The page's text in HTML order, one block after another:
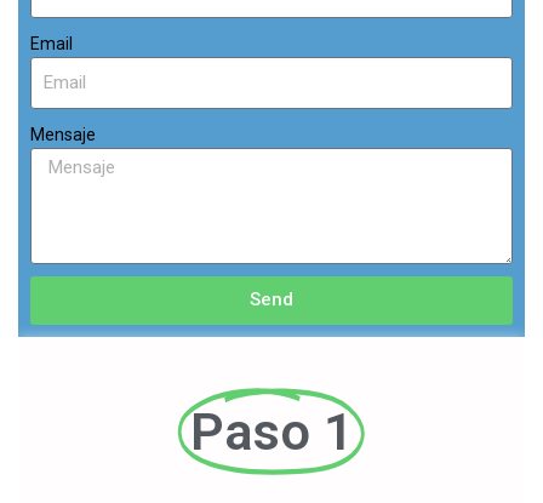
Email
Mensaje
Send
Paso 1